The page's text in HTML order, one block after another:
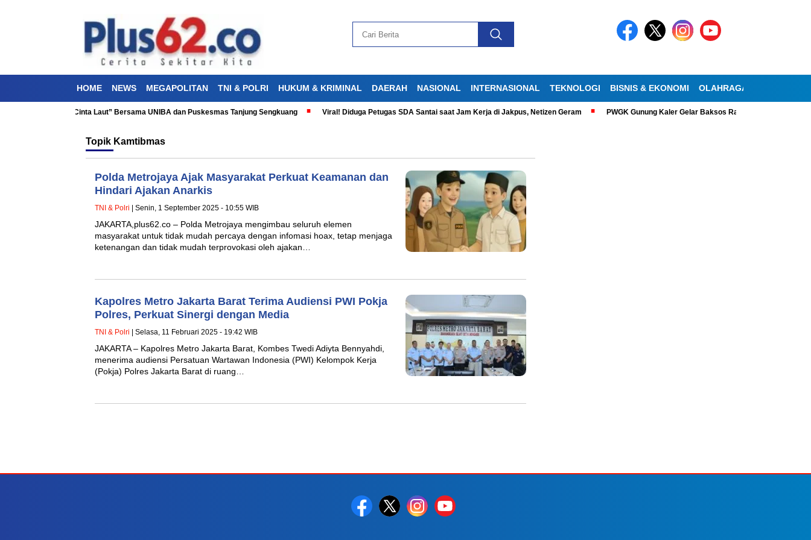
HOME NEWS MEGAPOLITAN TNI & POLRI HUKUM & KRIMINAL DAERAH NASIONAL INTERNASIONAL TEKNOLOGI BISNIS & EKONOMI OLAHRAGA
Kesehatan “Aku Cinta Laut” Bersama UNIBA dan Puskesmas Tanjung Sengkuang Viral! Diduga Petugas SDA Santai saat Jam Kerja di Jakpus, Netizen Geram PWGK Gunung Kaler Gelar Baksos Ramadan, Bantu Lansia
Topik Kamtibmas
Polda Metrojaya Ajak Masyarakat Perkuat Keamanan dan
Hindari Ajakan Anarkis
TNI & Polri | Senin, 1 September 2025 - 10:55 WIB
JAKARTA,plus62.co – Polda Metrojaya mengimbau seluruh elemen
masyarakat untuk tidak mudah percaya dengan infomasi hoax, tetap menjaga
ketenangan dan tidak mudah terprovokasi oleh ajakan…
Kapolres Metro Jakarta Barat Terima Audiensi PWI Pokja
Polres, Perkuat Sinergi dengan Media
TNI & Polri | Selasa, 11 Februari 2025 - 19:42 WIB
JAKARTA – Kapolres Metro Jakarta Barat, Kombes Twedi Adiyta Bennyahdi,
menerima audiensi Persatuan Wartawan Indonesia (PWI) Kelompok Kerja
(Pokja) Polres Jakarta Barat di ruang…